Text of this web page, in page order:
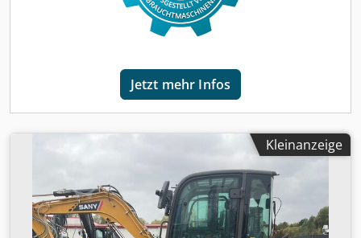
Hubgerüst Standard Mit Notlenkung
Schwingungsdämpfung 5-Gang-Getriebe (Drehmome
Schnellwechsler ISO SW (Volvo Aufnahme) Radialreifen
mit 3 S Luftgefederter, beheizbar Hydrauliköl - VG46
Gaspedal mit ECO-Schalter Ohne Bmair Filtersystem
Standardlackierung Heckscheibenrollo Unterlegkeil Axle
ohne Differenzielsperre Unischaufel 4,2 m³,
Jetzt mehr Infos
Kleinanzeige